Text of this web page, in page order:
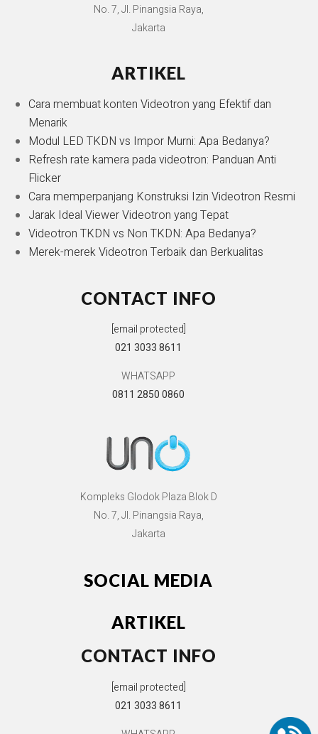
No. 7, Jl. Pinangsia Raya,
Jakarta
ARTIKEL
Cara membuat konten Videotron yang Efektif dan
Menarik
Modul LED TKDN vs Impor Murni: Apa Bedanya?
Refresh rate kamera pada videotron: Panduan Anti
Flicker
Cara memperpanjang Konstruksi Izin Videotron Resmi
Jarak Ideal Viewer Videotron yang Tepat
Videotron TKDN vs Non TKDN: Apa Bedanya?
Merek-merek Videotron Terbaik dan Berkualitas
CONTACT INFO
[email protected]
021 3033 8611
WHATSAPP
0811 2850 0860
Kompleks Glodok Plaza Blok D
No. 7, Jl. Pinangsia Raya,
Jakarta
SOCIAL MEDIA
ARTIKEL
CONTACT INFO
[email protected]
021 3033 8611